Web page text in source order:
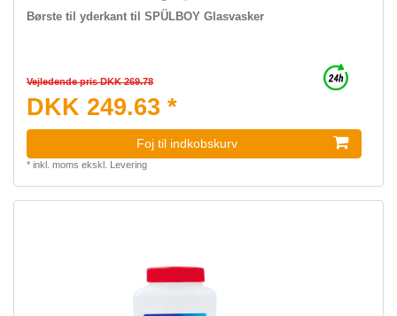
Børste til yderkant til SPÜLBOY Glasvasker
Vejledende pris DKK 269.78
DKK 249.63 *
Foj til indkobskurv
* inkl. moms ekskl. Levering